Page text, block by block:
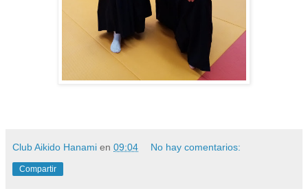
Club Aikido Hanami en 09:04 No hay comentarios:
Compartir